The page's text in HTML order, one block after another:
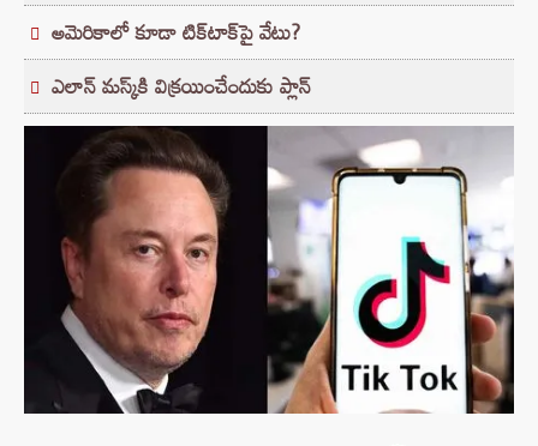
అమెరికాలో కూడా టిక్‌టాక్‌పై వేటు?
ఎలాన్ మస్క్‌కి విక్రయించేందుకు ప్లాన్